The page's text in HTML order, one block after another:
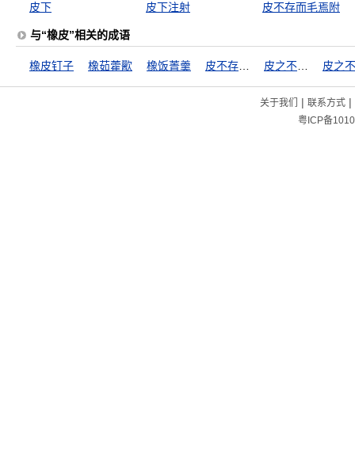
皮下
皮下注射 皮不存而毛焉附
与“橡皮”相关的成语
橡皮钉子 橡茹藿歠 橡饭菁羹
关于我们 | 联系方式|
粤ICP备